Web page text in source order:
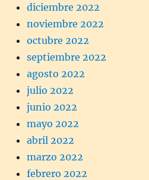
diciembre 2022
noviembre 2022
octubre 2022
septiembre 2022
agosto 2022
julio 2022
junio 2022
mayo 2022
abril 2022
marzo 2022
febrero 2022